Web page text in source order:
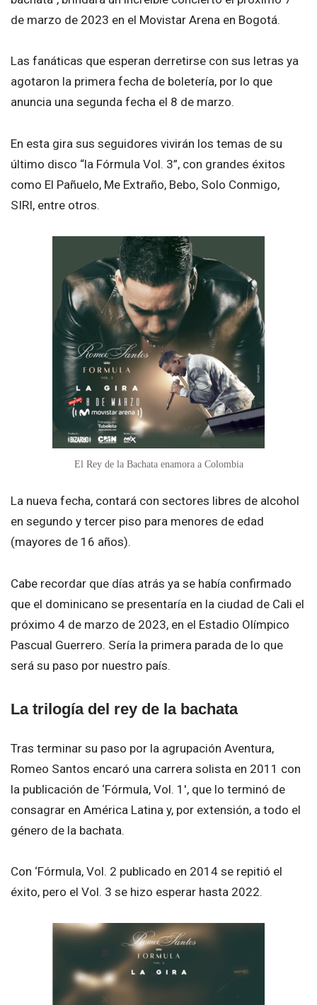
de marzo de 2023 en el Movistar Arena en Bogotá.
Las fanáticas que esperan derretirse con sus letras ya
agotaron la primera fecha de boletería, por lo que
anuncia una segunda fecha el 8 de marzo.
En esta gira sus seguidores vivirán los temas de su
último disco “la Fórmula Vol. 3”, con grandes éxitos
como El Pañuelo, Me Extraño, Bebo, Solo Conmigo,
SIRI, entre otros.
El Rey de la Bachata enamora a Colombia
La nueva fecha, contará con sectores libres de alcohol
en segundo y tercer piso para menores de edad
(mayores de 16 años).
Cabe recordar que días atrás ya se había confirmado
que el dominicano se presentaría en la ciudad de Cali el
próximo 4 de marzo de 2023, en el Estadio Olímpico
Pascual Guerrero. Sería la primera parada de lo que
será su paso por nuestro país.
La trilogía del rey de la bachata
Tras terminar su paso por la agrupación Aventura,
Romeo Santos encaró una carrera solista en 2011 con
la publicación de ‘Fórmula, Vol. 1′, que lo terminó de
consagrar en América Latina y, por extensión, a todo el
género de la bachata.
Con ‘Fórmula, Vol. 2 publicado en 2014 se repitió el
éxito, pero el Vol. 3 se hizo esperar hasta 2022.